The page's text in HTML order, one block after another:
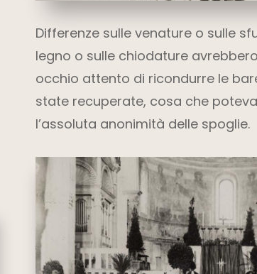
Differenze sulle venature o sulle
legno o sulle chiodature
occhio attento di ricondurre le
state recuperate, cosa che
l’assoluta anonimità delle spoglie.